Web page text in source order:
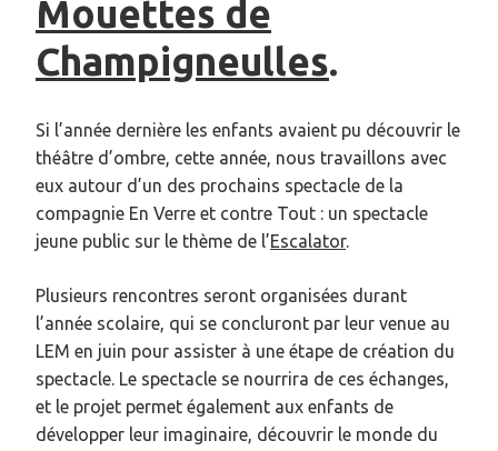
Mouettes de
Champigneulles.
Si l’année dernière les enfants avaient pu découvrir le
théâtre d’ombre, cette année, nous travaillons avec
eux autour d’un des prochains spectacle de la
compagnie En Verre et contre Tout : un spectacle
jeune public sur le thème de l’Escalator.
Plusieurs rencontres seront organisées durant
l’année scolaire, qui se concluront par leur venue au
LEM en juin pour assister à une étape de création du
spectacle. Le spectacle se nourrira de ces échanges,
et le projet permet également aux enfants de
développer leur imaginaire, découvrir le monde du